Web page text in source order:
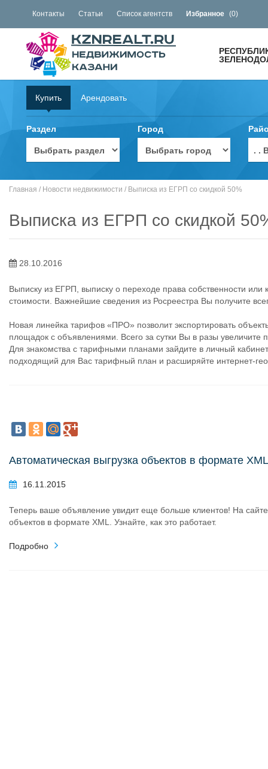
Контакты Статьи Список агентств Избранное (0)
Купить Арендовать
Раздел Город
. .
Главная / Новости недвижимости / Выписка из ЕГРП со скидкой 50%
Выписка из ЕГРП со скидкой
28.10.2016
Выписку из ЕГРП, выписку о переходе права собственности
стоимости. Важнейшие сведения из Росреестра Вы получите
Новая линейка тарифов «ПРО» позволит экспортировать
площадок с объявлениями. Всего за сутки Вы в разы
Для знакомства с тарифными планами зайдите в личный
подходящий для Вас тарифный план и расширяйте интернет-
Автоматическая выгрузка объектов в формате XML
16.11.2015
Теперь ваше объявление увидит еще больше клиентов! На
объектов в формате XML. Узнайте, как это работает.
Подробно